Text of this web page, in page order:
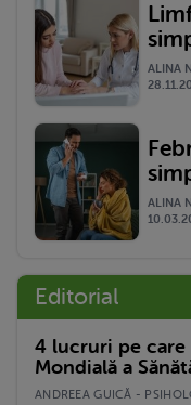
ALINA
ALINA
Editorial
4 lucruri pe
Mondială a
ANDREEA GUICĂ -